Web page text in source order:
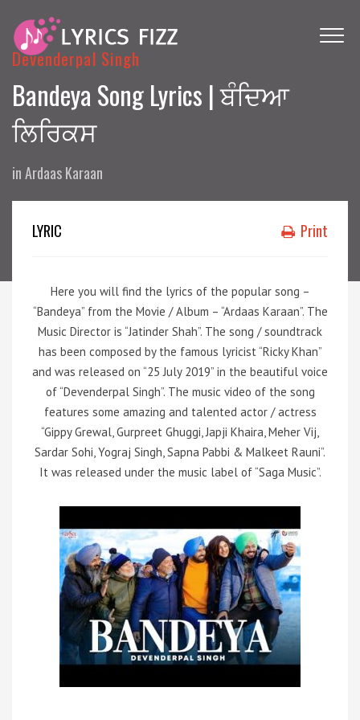
Devenderpal Singh
Bandeya Song Lyrics | ਬੰਦਿਆ
ਲਿਰਿਕਸ
inArdaas Karaan
LYRIC Print
Here you will find the lyrics of the popular song –
“Bandeya” from the Movie / Album – “Ardaas Karaan”. The
Music Director is “Jatinder Shah”. The song / soundtrack
has been composed by the famous lyricist “Ricky Khan”
and was released on “25 July 2019” in the beautiful voice
of “Devenderpal Singh”. The music video of the song
features some amazing and talented actor / actress
“Gippy Grewal, Gurpreet Ghuggi, Japji Khaira, Meher Vij,
Sardar Sohi, Yograj Singh, Sapna Pabbi & Malkeet Rauni”.
It was released under the music label of “Saga Music”.